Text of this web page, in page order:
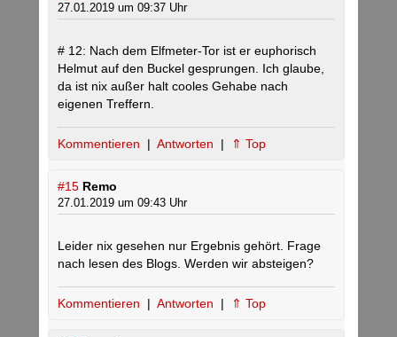
27.01.2019 um 09:37 Uhr
# 12: Nach dem Elfmeter-Tor ist er euphorisch
Helmut auf den Buckel gesprungen. Ich glaube,
da ist nix außer halt cooles Gehabe nach
eigenen Treffern.
Kommentieren | Antworten | ⇑ Top
#15 Remo
27.01.2019 um 09:43 Uhr
Leider nix gesehen nur Ergebnis gehört. Frage
nach lesen des Blogs. Werden wir absteigen?
Kommentieren | Antworten | ⇑ Top